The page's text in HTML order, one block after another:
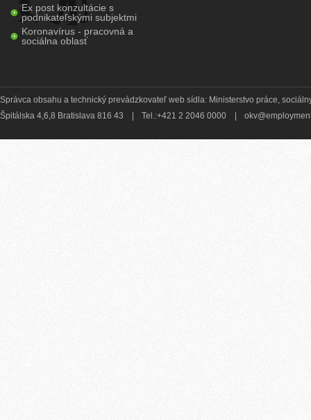
Ex post konzultácie s
podnikateľskými subjektmi
Koronavírus - pracovná a
sociálna oblasť
Správca obsahu a technický prevádzkovateľ web sídla: Ministerstvo práce,
Špitálska 4,6,8 Bratislava 816 43
Tel.:+421 2 2046 0000